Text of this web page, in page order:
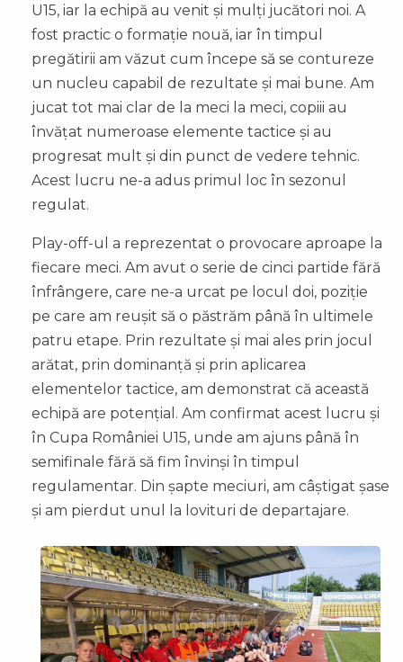
U15, iar la echipă au venit și mulți jucători noi. A
fost practic o formație nouă, iar în timpul
pregătirii am văzut cum începe să se contureze
un nucleu capabil de rezultate și mai bune. Am
jucat tot mai clar de la meci la meci, copiii au
învățat numeroase elemente tactice și au
progresat mult și din punct de vedere tehnic.
Acest lucru ne-a adus primul loc în sezonul
regulat.
Play-off-ul a reprezentat o provocare aproape la
fiecare meci. Am avut o serie de cinci partide fără
înfrângere, care ne-a urcat pe locul doi, poziție
pe care am reușit să o păstrăm până în ultimele
patru etape. Prin rezultate și mai ales prin jocul
arătat, prin dominanță și prin aplicarea
elementelor tactice, am demonstrat că această
echipă are potențial. Am confirmat acest lucru și
în Cupa României U15, unde am ajuns până în
semifinale fără să fim învinși în timpul
regulamentar. Din șapte meciuri, am câștigat șase
și am pierdut unul la lovituri de departajare.